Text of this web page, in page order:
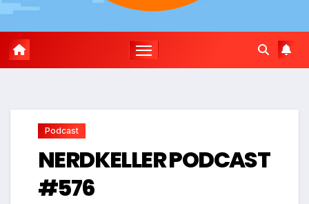
Podcast
NERDKELLER PODCAST
#576